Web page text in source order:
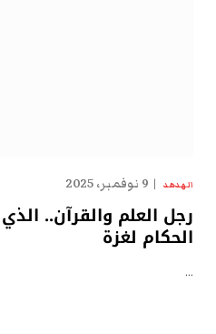
الهدهد 9 نوفمبر، 2025
رجل العلم والقرآن..
الحكام لغزة
…